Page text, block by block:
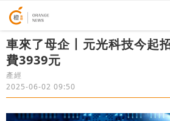
車來了母企丨元光科技今起
費3939元
產經
2025-06-02 09:50